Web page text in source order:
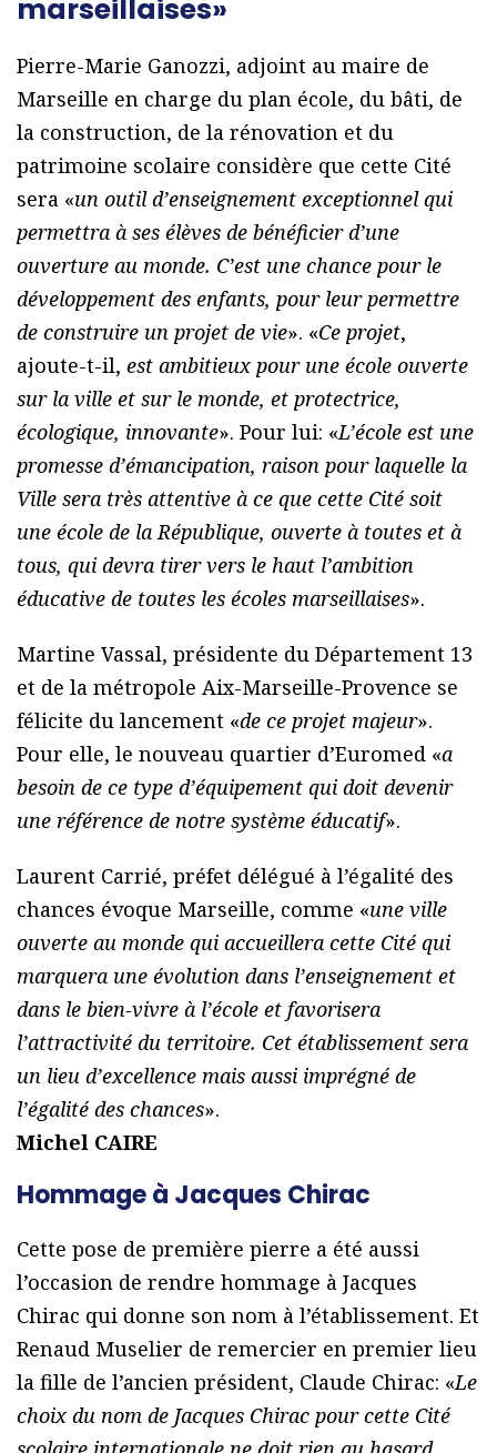
marseillaises»
Pierre-Marie Ganozzi, adjoint au maire de
Marseille en charge du plan école, du bâti, de
la construction, de la rénovation et du
patrimoine scolaire considère que cette Cité
sera «un outil d’enseignement exceptionnel qui
permettra à ses élèves de bénéficier d’une
ouverture au monde. C’est une chance pour le
développement des enfants, pour leur permettre
de construire un projet de vie». «Ce projet,
ajoute-t-il, est ambitieux pour une école ouverte
sur la ville et sur le monde, et protectrice,
écologique, innovante». Pour lui: «L’école est une
promesse d’émancipation, raison pour laquelle la
Ville sera très attentive à ce que cette Cité soit
une école de la République, ouverte à toutes et à
tous, qui devra tirer vers le haut l’ambition
éducative de toutes les écoles marseillaises».
Martine Vassal, présidente du Département 13
et de la métropole Aix-Marseille-Provence se
félicite du lancement «de ce projet majeur».
Pour elle, le nouveau quartier d’Euromed «a
besoin de ce type d’équipement qui doit devenir
une référence de notre système éducatif».
Laurent Carrié, préfet délégué à l’égalité des
chances évoque Marseille, comme «une ville
ouverte au monde qui accueillera cette Cité qui
marquera une évolution dans l’enseignement et
dans le bien-vivre à l’école et favorisera
l’attractivité du territoire. Cet établissement sera
un lieu d’excellence mais aussi imprégné de
l’égalité des chances».
Michel CAIRE
Hommage à Jacques Chirac
Cette pose de première pierre a été aussi
l’occasion de rendre hommage à Jacques
Chirac qui donne son nom à l’établissement. Et
Renaud Muselier de remercier en premier lieu
la fille de l’ancien président, Claude Chirac: «Le
choix du nom de Jacques Chirac pour cette Cité